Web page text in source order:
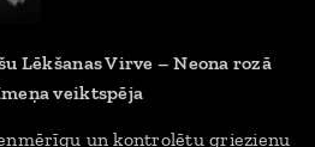
Lēkšanas Virve – Neona rozā
veiktspēja
un kontrolētu griezienu